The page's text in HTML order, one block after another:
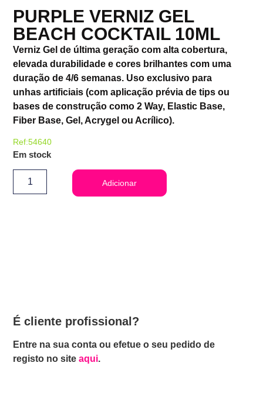
PURPLE VERNIZ GEL
BEACH COCKTAIL 10ML
Verniz Gel de última geração com alta cobertura,
elevada durabilidade e cores brilhantes com uma
duração de 4/6 semanas. Uso exclusivo para
unhas artificiais (com aplicação prévia de tips ou
bases de construção como 2 Way, Elastic Base,
Fiber Base, Gel, Acrygel ou Acrílico).
Ref:54640
Em stock
Adicionar
É cliente profissional?
Entre na sua conta ou efetue o seu pedido de
registo no siteaqui.